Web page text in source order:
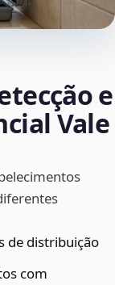
e
Vale
de distribuição
com